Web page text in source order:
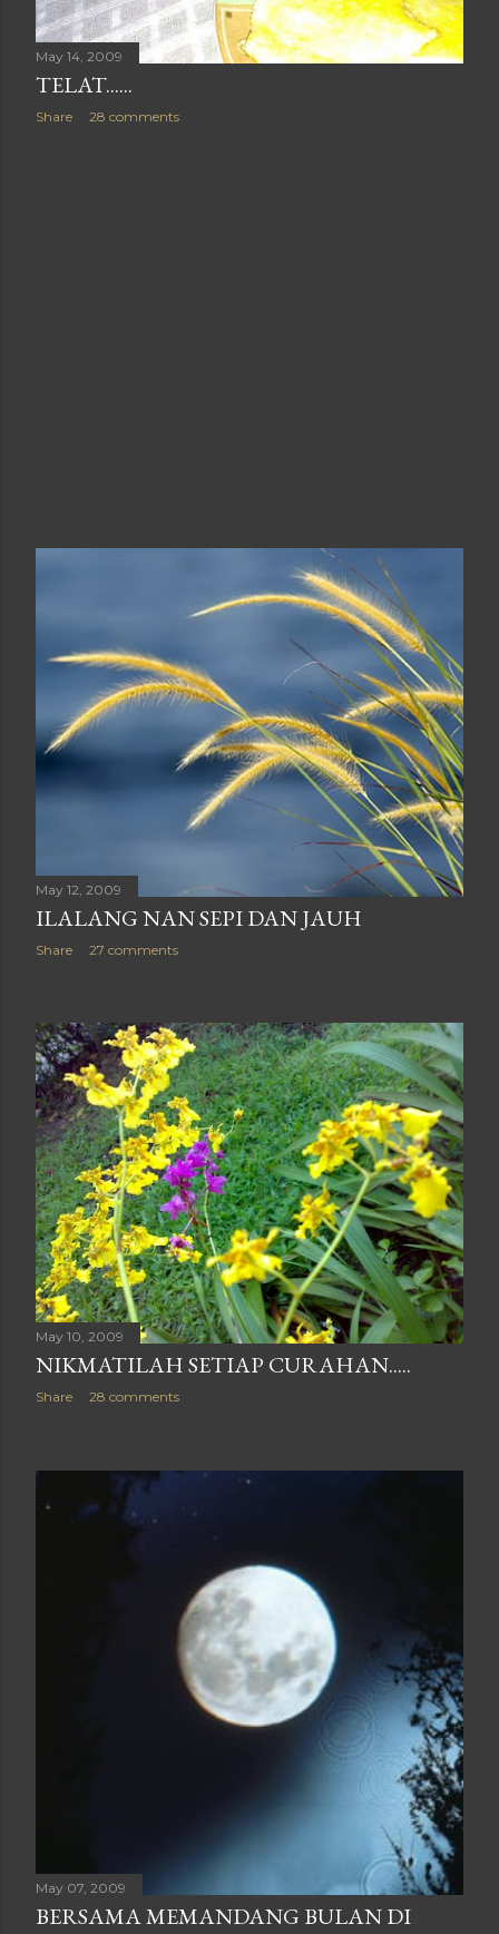
May 14, 2009
TELAT......
Share 28 comments
May 12, 2009
ILALANG NAN SEPI DAN JAUH
Share 27 comments
May 10, 2009
NIKMATILAH SETIAP CURAHAN.....
Share 28 comments
May 07, 2009
BERSAMA MEMANDANG BULAN DI